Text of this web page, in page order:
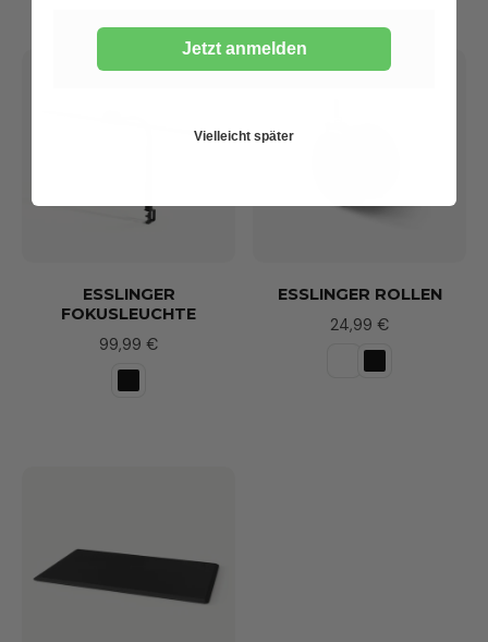
ESSLINGER
FOKUSLEUCHTE
99,99 €
ESSLINGER ROLLEN
24,99 €
Jetzt anmelden
Vielleicht später